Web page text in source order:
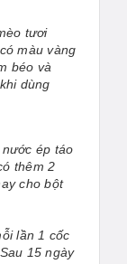
tươi
màu vàng
béo và
dùng
ép táo
thêm 2
cho bột
lần 1 cốc
15 ngày